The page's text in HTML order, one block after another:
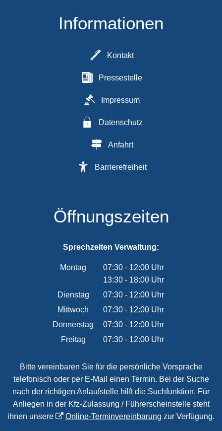
Informationen
Kontakt
Pressestelle
Impressum
Datenschutz
Anfahrt
Barrierefreiheit
Öffnungszeiten
Sprechzeiten Verwaltung:
Montag 07:30- 12:00Uhr
Von 07:30 bis 12:00 Uhr
13:30- 18:00Uhr
Von 13:30 bis 18:00 Uhr
Dienstag 07:30- 12:00Uhr
Von 07:30 bis 12:00 Uhr
Mittwoch 07:30- 12:00Uhr
Von 07:30 bis 12:00 Uhr
Donnerstag 07:30- 12:00Uhr
Von 07:30 bis 12:00 Uhr
Freitag 07:30- 12:00Uhr
Bitte vereinbaren Sie für die persönliche Vorsprache
telefonisch oder per E-Mail einen Termin. Bei der Suche
nach der richtigen Anlaufstelle hilft die Suchfunktion. Für
Anliegen in der Kfz-Zulassung / Führerscheinstelle steht
ihnen unsere
Online-Terminvereinbarung zur Verfügung.